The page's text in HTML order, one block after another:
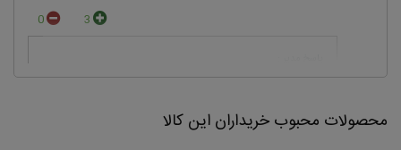
3
0
بله دقیقا و همزمان به تقویت، لطافت و سلامت پوست بدن
محصولات محبوب خریداران این کالا